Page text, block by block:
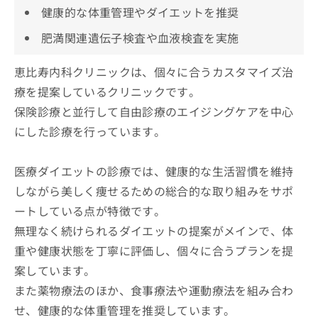
健康的な体重管理やダイエットを推奨
肥満関連遺伝子検査や血液検査を実施
恵比寿内科クリニックは、個々に合うカスタマイズ治
療を提案しているクリニックです。
保険診療と並行して自由診療のエイジングケアを中心
にした診療を行っています。
医療ダイエットの診療では、健康的な生活習慣を維持
しながら美しく痩せるための総合的な取り組みをサポ
ートしている点が特徴です。
無理なく続けられるダイエットの提案がメインで、体
重や健康状態を丁寧に評価し、個々に合うプランを提
案しています。
また薬物療法のほか、食事療法や運動療法を組み合わ
せ、健康的な体重管理を推奨しています。